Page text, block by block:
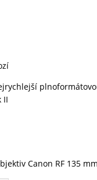
II
Canon RF 135 mm